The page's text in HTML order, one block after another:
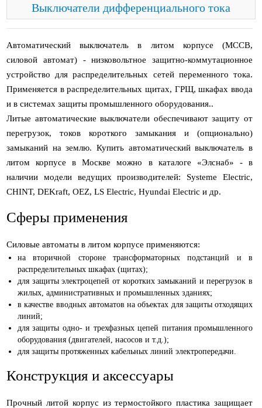
Выключатели дифференциального тока
Автоматический выключатель в литом корпусе (MCCB,
силовой автомат) - низковольтное защитно-коммутационное
устройство для распределительных сетей переменного тока.
Применяется в распределительных щитах, ГРЩ, шкафах ввода
и в системах защиты промышленного оборудования..
Литые автоматические выключатели обеспечивают защиту от
перегрузок, токов короткого замыкания и (опционально)
замыканий на землю. Купить автоматический выключатель в
литом корпусе в Москве можно в каталоге «Элснаб» - в
наличии модели ведущих производителей: Systeme Electric,
CHINT, DEKraft, OEZ, LS Electric, Hyundai Electric и др.
Сферы применения
Силовые автоматы в литом корпусе применяются:
на вторичной стороне трансформаторных подстанций и в
распределительных шкафах (щитах);
для защиты электроцепей от коротких замыканий и перегрузок в
жилых, административных и промышленных зданиях;
в качестве вводных автоматов на объектах для защиты отходящих
линий;
для защиты одно- и трехфазных цепей питания промышленного
оборудования (двигателей, насосов и т.д.);
для защиты протяженных кабельных линий электропередачи.
Конструкция и аксессуары
Прочный литой корпус из термостойкого пластика защищает